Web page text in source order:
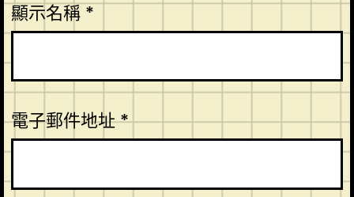
顯示名稱 *
電子郵件地址*